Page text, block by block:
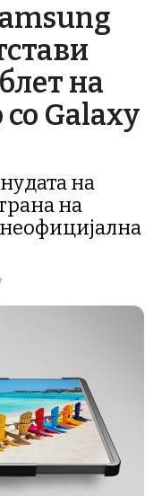
на
Galaxy
на
на
неофицијална